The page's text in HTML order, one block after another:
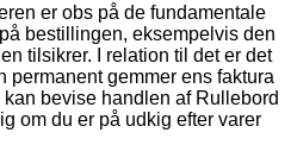
er obs på de fundamentale
bestillingen, eksempelvis den
tilsikrer. I relation til det er det
permanent gemmer ens faktura
bevise handlen af Rullebord
om du er på udkig efter varer